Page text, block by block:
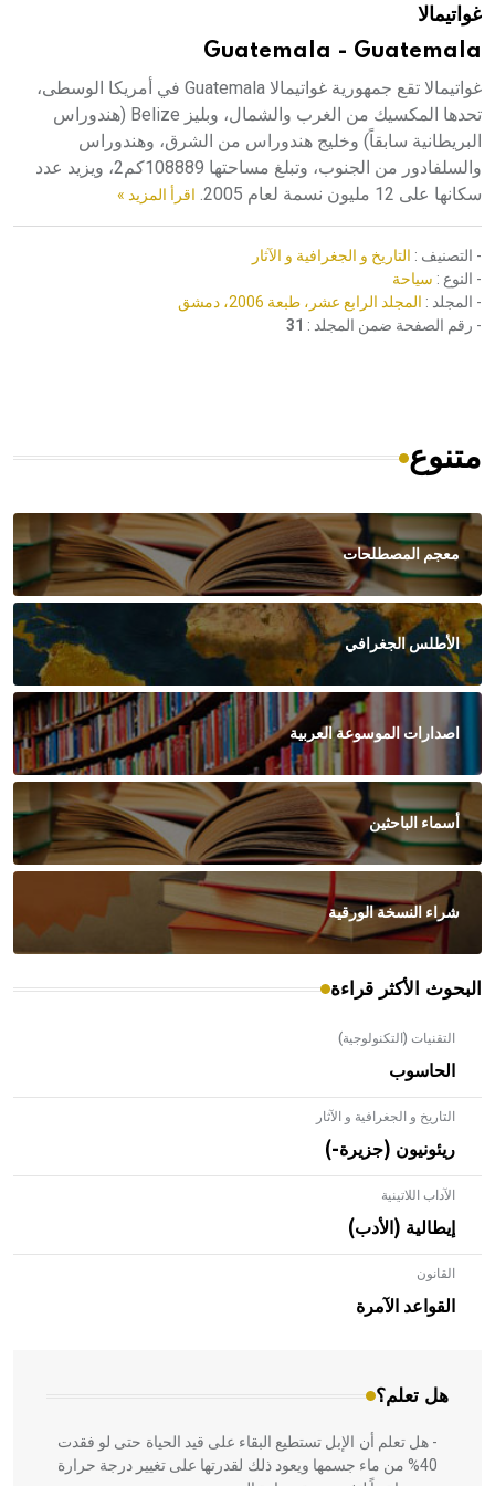
غواتيمالا
Guatemala - Guatemala
غواتيمالا تقع جمهورية غواتيمالا Guatemala في أمريكا الوسطى،
تحدها المكسيك من الغرب والشمال، وبليز Belize (هندوراس
البريطانية سابقاً) وخليج هندوراس من الشرق، وهندوراس
والسلفادور من الجنوب، وتبلغ مساحتها 108889كم2، ويزيد عدد
سكانها على 12 مليون نسمة لعام 2005.
اقرأ المزيد »
- التصنيف : التاريخ و الجغرافية و الآثار
- النوع : سياحة
- المجلد : المجلد الرابع عشر، طبعة 2006، دمشق
- رقم الصفحة ضمن المجلد : 31
متنوع
معجم المصطلحات
الأطلس الجغرافي
اصدارات الموسوعة العربية
أسماء الباحثين
شراء النسخة الورقية
البحوث الأكثر قراءة
التقنيات (التكنولوجية)
الحاسوب
التاريخ و الجغرافية و الآثار
ريئونيون (جزيرة-)
الآداب اللاتينية
إيطالية (الأدب)
القانون
القواعد الآمرة
هل تعلم؟
- هل تعلم أن الأبلق نوع من الفنون الهندسية التي ارتبطت
بالعمارة الإسلامية في بلاد الشام ومصر خاصة، حيث يحرص
المعمار على بناء مداميكه وخاصة في الواجهات
- هل تعلم أن الإبل تستطيع البقاء على قيد الحياة حتى لو فقدت
40% من ماء جسمها ويعود ذلك لقدرتها على تغيير درجة حرارة